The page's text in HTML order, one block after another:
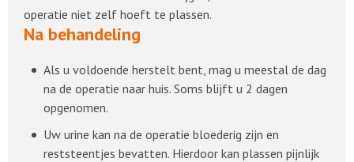
operatie niet zelf hoeft te plassen.
Na behandeling
Als u voldoende herstelt bent, mag u meestal de dag
na de operatie naar huis. Soms blijft u 2 dagen
opgenomen.
Uw urine kan na de operatie bloederig zijn en
reststeentjes bevatten. Hierdoor kan plassen pijnlijk